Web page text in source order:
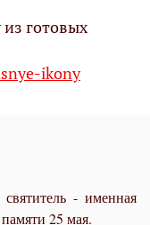
готовых
ikony
- именная
25 мая.